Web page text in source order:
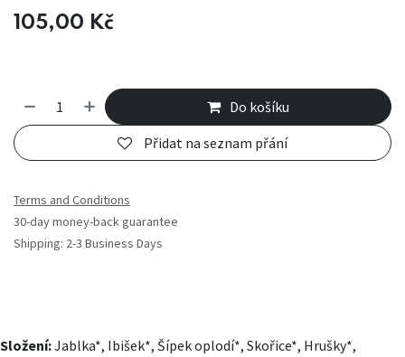
105,00 Kč
Do košíku
Přidat na seznam přání
Terms and Conditions
30-day money-back guarantee
Shipping: 2-3 Business Days
Složení:Jablka*, Ibišek*, Šípek oplodí*, Skořice*, Hrušky*,